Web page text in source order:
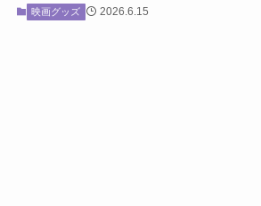
映画グッズ 2026.6.15